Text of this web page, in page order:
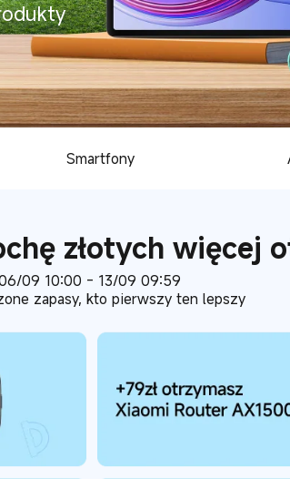
Smartfony
złotych więcej
09 10:00 - 13/09 09:59
zapasy, kto pierwszy ten lepszy